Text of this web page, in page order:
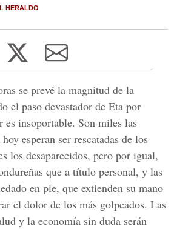
HERALDO
se prevé la magnitud de la
el paso devastador de Eta por
es insoportable. Son miles las
esperan ser rescatadas de los
los desaparecidos, pero por igual,
que a título personal, y las
en pie, que extienden su mano
el dolor de los más golpeados. Las
y la economía sin duda serán